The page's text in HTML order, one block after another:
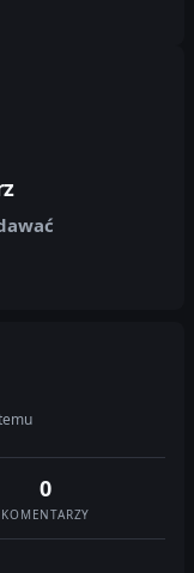
0
KOMENTARZY